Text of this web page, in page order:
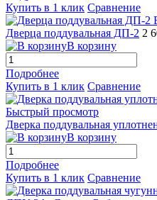
Купить в 1 клик Сравнение
Дверца поддувальная ДП-2 2
В корзину
Подробнее
Купить в 1 клик Сравнение
Быстрый просмотр
Дверка поддувальная
В корзину
Подробнее
Купить в 1 клик Сравнение